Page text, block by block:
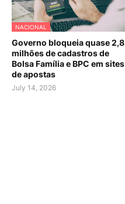
NACIONAL
Governo bloqueia quase 2,8
milhões de cadastros de
Bolsa Família e BPC em sites
de apostas
July 14, 2026